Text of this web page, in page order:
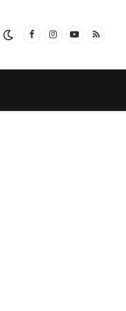
FacebookInstagram
YouTube
RSS